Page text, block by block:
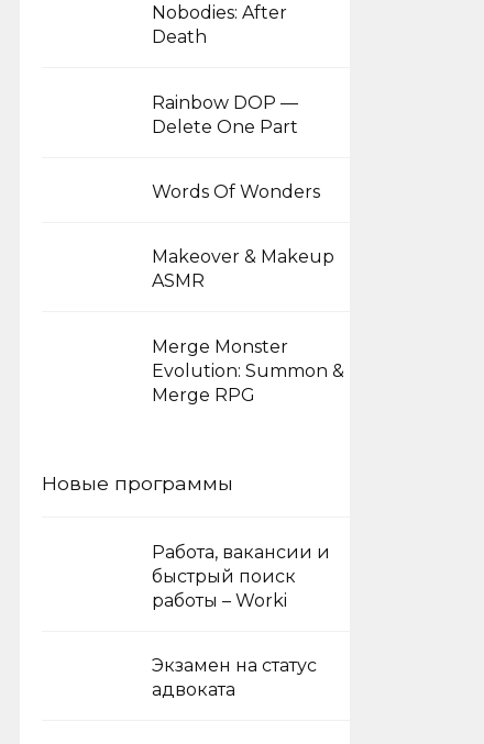
Nobodies: After
Death
Rainbow DOP —
Delete One Part
Words Of Wonders
Makeover & Makeup
ASMR
Merge Monster
Evolution: Summon &
Merge RPG
Новые программы
Работа, вакансии и
быстрый поиск
работы – Worki
Экзамен на статус
адвоката